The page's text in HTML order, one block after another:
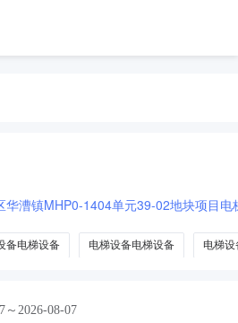
华漕镇MHP0-1404单元39-02地块项目
备电梯设备 电梯设备电梯设备 电梯
～2026-08-07